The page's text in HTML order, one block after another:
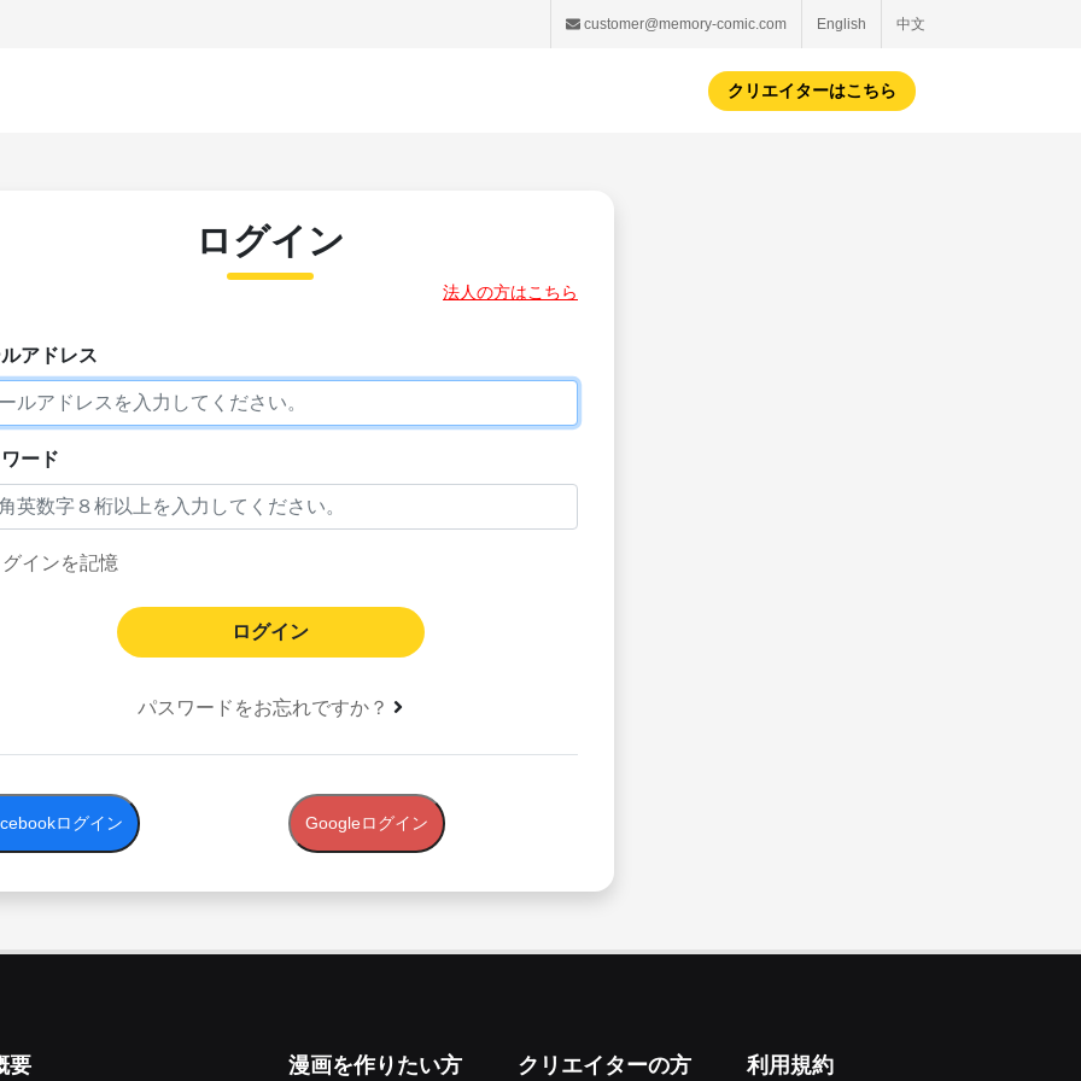
customer@memory-comic.com English 中文
クリエイターはこちら
ログイン
法人の方はこちら
アドレス
ード
インを記憶
パスワードをお忘れですか？
ログイン Googleログイン
要 漫画を作りたい方 クリエイターの方 利用規約